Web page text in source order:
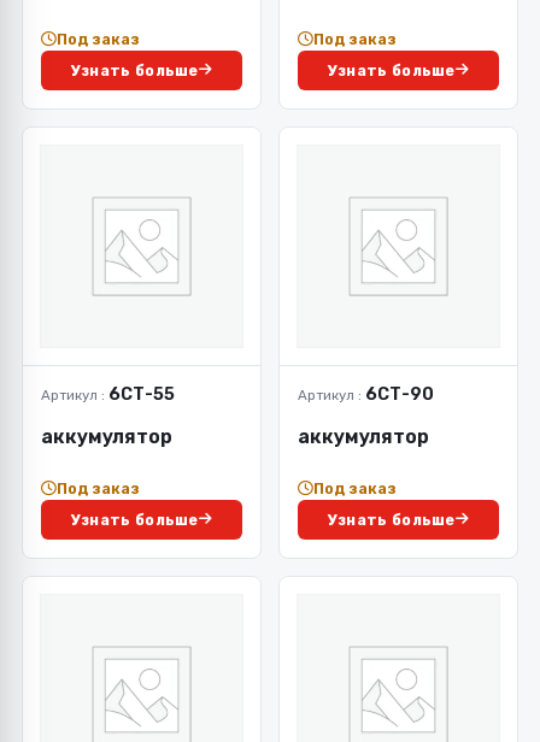
Под заказ
Узнать больше
Под заказ
Узнать больше
Артикул : 6СТ-55
аккумулятор
Под заказ
Узнать больше
Артикул : 6СТ-90
аккумулятор
Под заказ
Узнать больше